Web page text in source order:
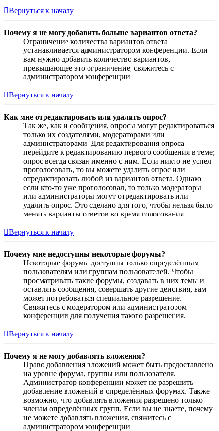
Вернуться к началу
Почему я не могу добавить больше вариантов ответа?
Ограничение количества вариантов ответа
устанавливается администратором конференции. Если
вам нужно добавить количество вариантов,
превышающее это ограничение, свяжитесь с
администратором конференции.
Вернуться к началу
Как мне отредактировать или удалить опрос?
Так же, как и сообщения, опросы могут редактироваться
только их создателями, модераторами или
администраторами. Для редактирования опроса
перейдите к редактированию первого сообщения в теме;
опрос всегда связан именно с ним. Если никто не успел
проголосовать, то вы можете удалить опрос или
отредактировать любой из вариантов ответа. Однако
если кто-то уже проголосовал, то только модераторы
или администраторы могут отредактировать или
удалить опрос. Это сделано для того, чтобы нельзя было
менять варианты ответов во время голосования.
Вернуться к началу
Почему мне недоступны некоторые форумы?
Некоторые форумы доступны только определённым
пользователям или группам пользователей. Чтобы
просматривать такие форумы, создавать в них темы и
оставлять сообщения, совершать другие действия, вам
может потребоваться специальное разрешение.
Свяжитесь с модератором или администратором
конференции для получения такого разрешения.
Вернуться к началу
Почему я не могу добавлять вложения?
Право добавления вложений может быть предоставлено
на уровне форума, группы или пользователя.
Администратор конференции может не разрешить
добавление вложений в определённых форумах. Также
возможно, что добавлять вложения разрешено только
членам определённых групп. Если вы не знаете, почему
не можете добавлять вложения, свяжитесь с
администратором конференции.